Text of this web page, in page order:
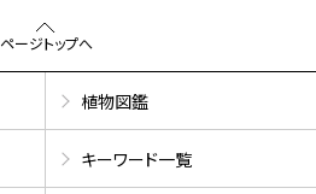
ページトップへ
植物図鑑
キーワード一覧